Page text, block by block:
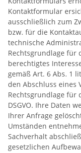
Kontaktformular
ausschließlich zum
bzw. für die
technische
Rechtsgrundlage für
berechtigtes
gemäß Art. 6 Abs. 1
den Abschluss eines
Rechtsgrundlage für
DSGVO. Ihre Daten
Ihrer Anfrage
Umständen
Sachverhalt
gesetzlichen